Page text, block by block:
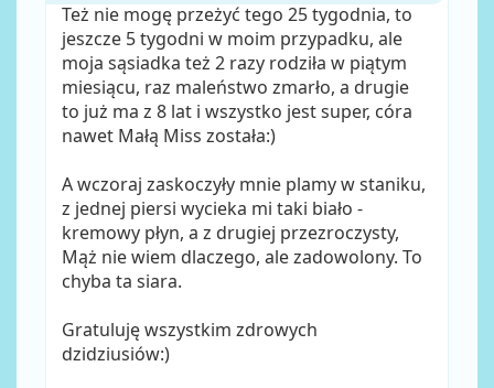
Też nie mogę przeżyć tego 25 tygodnia, to
jeszcze 5 tygodni w moim przypadku, ale
moja sąsiadka też 2 razy rodziła w piątym
miesiącu, raz maleństwo zmarło, a drugie
to już ma z 8 lat i wszystko jest super, córa
nawet Małą Miss została:)
A wczoraj zaskoczyły mnie plamy w staniku,
z jednej piersi wycieka mi taki biało -
kremowy płyn, a z drugiej przezroczysty,
Mąż nie wiem dlaczego, ale zadowolony. To
chyba ta siara.
Gratuluję wszystkim zdrowych
dzidziusiów:)